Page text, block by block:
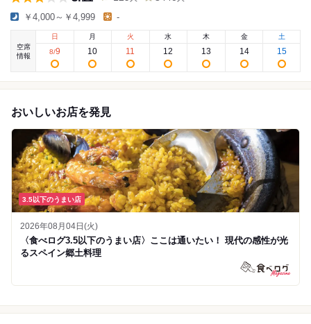
￥4,000～￥4,999 -
空席
情報
日
8/9
月
10
火
11
水
12
木
13
金
14
土
15
おいしいお店を発見
3.5以下のうまい店
2026年08月04日(火)
〈食べログ3.5以下のうまい店〉ここは通いたい！ 現代の感性が光
るスペイン郷土料理